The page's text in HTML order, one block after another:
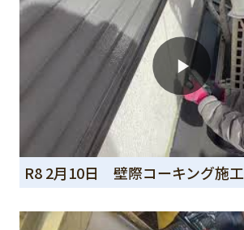
R8 2月10日 壁際コーキング施工